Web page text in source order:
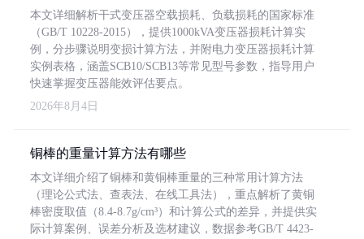
本文详细解析干式变压器空载损耗、负载损耗的国家标准
（GB/T 10228-2015），提供1000kVA变压器损耗计算实
例，分步骤说明变损计算方法，并附电力变压器损耗计算
实例表格，涵盖SCB10/SCB13等常见型号参数，指导用户
快速掌握变压器能效评估要点。
2026年8月4日
铜棒的重量计算方法有哪些
本文详细介绍了铜棒和黄铜棒重量的三种常用计算方法
（理论公式法、查表法、在线工具法），重点解析了黄铜
棒密度取值（8.4-8.7g/cm³）和计算公式的差异，并提供实
际计算案例、误差分析及选材建议，数据参考GB/T 4423-